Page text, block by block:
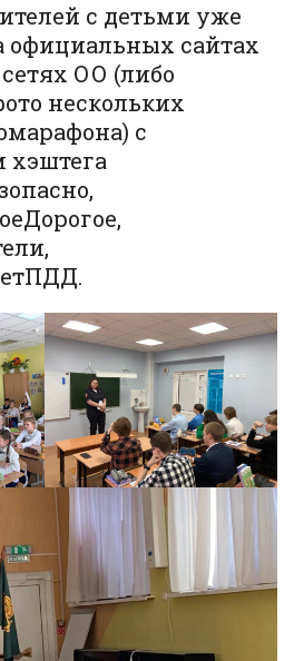
с детьми уже
официальных сайтах
ОО (либо
нескольких
с
хэштега